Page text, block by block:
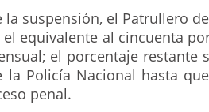
suspensión, el Patrullero
equivalente al cincuenta
el porcentaje restante
la Policía Nacional hasta
penal.